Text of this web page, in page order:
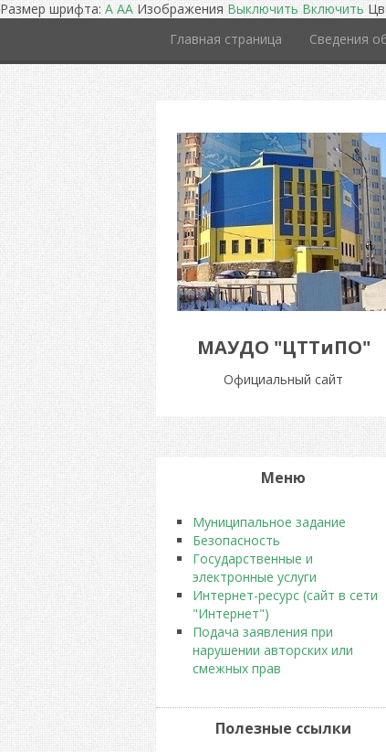
Размер шрифта:A AAИзображенияВыключить Включить
Главная страница
Сведения
МАУДО "ЦТТиПО"
Официальный сайт
Меню
Муниципальное задание
Безопасность
Государственные и
электронные услуги
Интернет-ресурс (сайт в сети
"Интернет")
Подача заявления при
нарушении авторских или
смежных прав
Полезные ссылки